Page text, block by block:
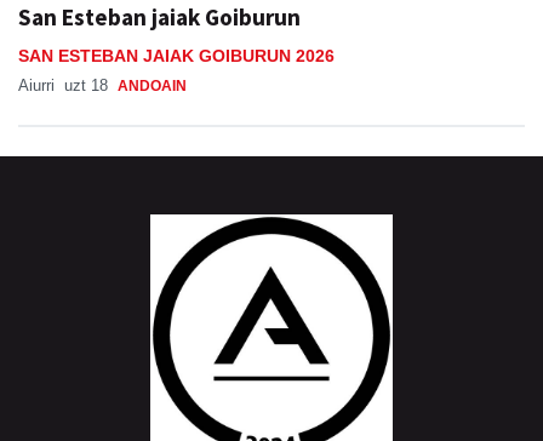
San Esteban jaiak Goiburun
SAN ESTEBAN JAIAK GOIBURUN 2026
Aiurri uzt 18 ANDOAIN